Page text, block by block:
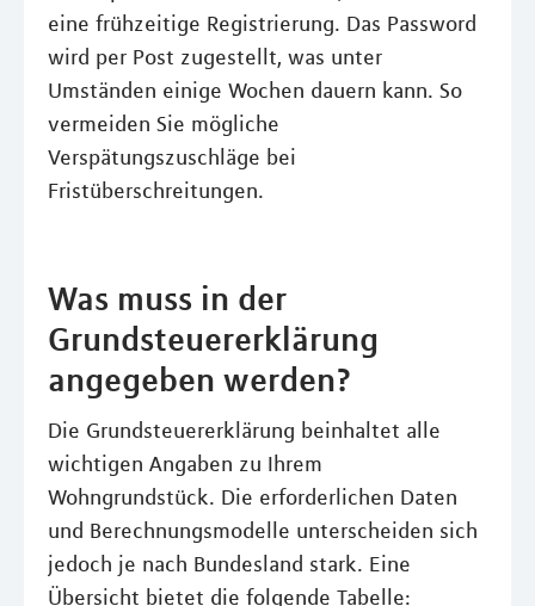
eine frühzeitige Registrierung. Das Password
wird per Post zugestellt, was unter
Umständen einige Wochen dauern kann. So
vermeiden Sie mögliche
Verspätungszuschläge bei
Fristüberschreitungen.
Was muss in der
Grundsteuererklärung
angegeben werden?
Die Grundsteuererklärung beinhaltet alle
wichtigen Angaben zu Ihrem
Wohngrundstück. Die erforderlichen Daten
und Berechnungsmodelle unterscheiden sich
jedoch je nach Bundesland stark. Eine
Übersicht bietet die folgende Tabelle: